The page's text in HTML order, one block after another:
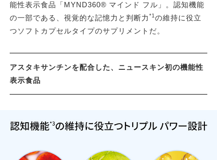
能性表示食品「MYND360® マインド フル」。認知機能
の一部である、視覚的な記憶力と判断力 *1の維持に役立
つソフトカプセルタイプのサプリメントだ。
アスタキサンチンを配合した、ニュースキン初の機能性
表示食品